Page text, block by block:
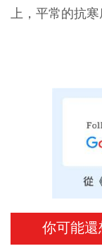
上，平常的抗寒
你可能還